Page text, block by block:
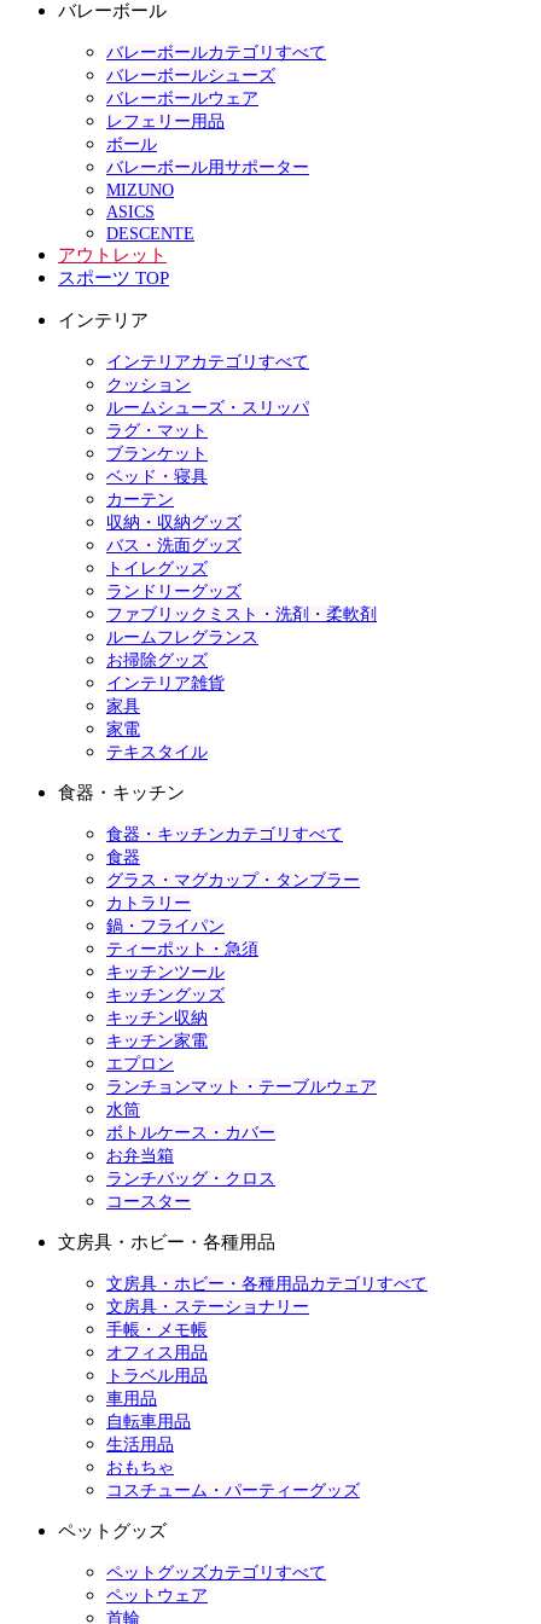
バレーボール
バレーボールカテゴリすべて
バレーボールシューズ
バレーボールウェア
レフェリー用品
ボール
バレーボール用サポーター
MIZUNO
ASICS
DESCENTE
アウトレット
スポーツ TOP
インテリア
インテリアカテゴリすべて
クッション
ルームシューズ・スリッパ
ラグ・マット
ブランケット
ベッド・寝具
カーテン
収納・収納グッズ
バス・洗面グッズ
トイレグッズ
ランドリーグッズ
ファブリックミスト・洗剤・柔軟剤
ルームフレグランス
お掃除グッズ
インテリア雑貨
家具
家電
テキスタイル
食器・キッチン
食器・キッチンカテゴリすべて
食器
グラス・マグカップ・タンブラー
カトラリー
鍋・フライパン
ティーポット・急須
キッチンツール
キッチングッズ
キッチン収納
キッチン家電
エプロン
ランチョンマット・テーブルウェア
水筒
ボトルケース・カバー
お弁当箱
ランチバッグ・クロス
コースター
文房具・ホビー・各種用品
文房具・ホビー・各種用品カテゴリすべて
文房具・ステーショナリー
手帳・メモ帳
オフィス用品
トラベル用品
車用品
自転車用品
生活用品
おもちゃ
コスチューム・パーティーグッズ
ペットグッズ
ペットグッズカテゴリすべて
ペットウェア
首輪